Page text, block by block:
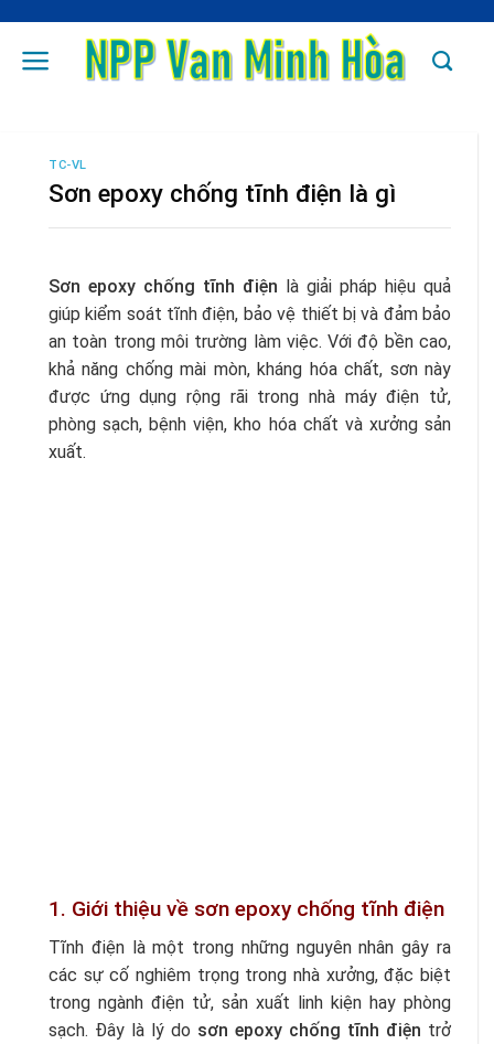
content
TC-VL
Sơn epoxy chống tĩnh điện là gì
Sơn epoxy chống tĩnh điện là giải pháp hiệu quả
giúp kiểm soát tĩnh điện, bảo vệ thiết bị và đảm bảo
an toàn trong môi trường làm việc. Với độ bền cao,
khả năng chống mài mòn, kháng hóa chất, sơn này
được ứng dụng rộng rãi trong nhà máy điện tử,
phòng sạch, bệnh viện, kho hóa chất và xưởng sản
xuất.
1. Giới thiệu về sơn epoxy chống tĩnh điện
Tĩnh điện là một trong những nguyên nhân gây ra
các sự cố nghiêm trọng trong nhà xưởng, đặc biệt
trong ngành điện tử, sản xuất linh kiện hay phòng
sạch. Đây là lý do sơn epoxy chống tĩnh điện trở